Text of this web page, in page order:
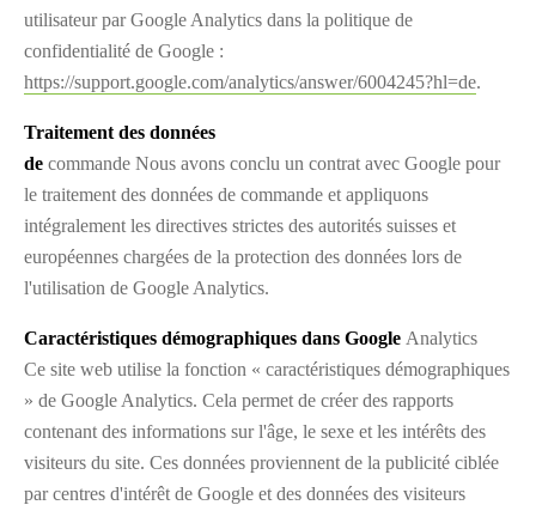
utilisateur par Google Analytics dans la politique de
confidentialité de Google :
https://support.google.com/analytics/answer/6004245?hl=de.
Traitement des données
de commande Nous avons conclu un contrat avec Google pour
le traitement des données de commande et appliquons
intégralement les directives strictes des autorités suisses et
européennes chargées de la protection des données lors de
l'utilisation de Google Analytics.
Caractéristiques démographiques dans Google Analytics
Ce site web utilise la fonction « caractéristiques démographiques
» de Google Analytics. Cela permet de créer des rapports
contenant des informations sur l'âge, le sexe et les intérêts des
visiteurs du site. Ces données proviennent de la publicité ciblée
par centres d'intérêt de Google et des données des visiteurs